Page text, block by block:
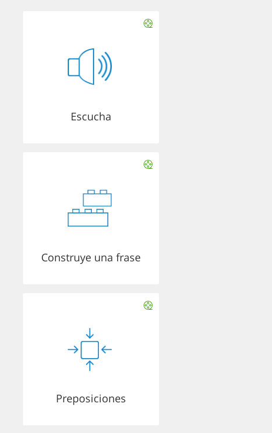
Escucha
Construye una frase
Preposiciones